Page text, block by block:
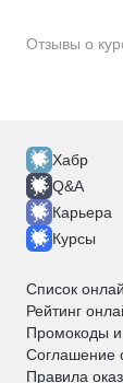
Отзывы о
Хабр
Q&A
Карьера
Курсы
Список
Рейтинг
Промокоды и
Соглашение
Правила